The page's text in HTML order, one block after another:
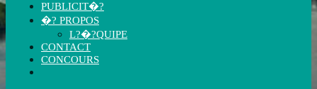
PUBLICIT�?
�? PROPOS
L?�?QUIPE
CONTACT
CONCOURS